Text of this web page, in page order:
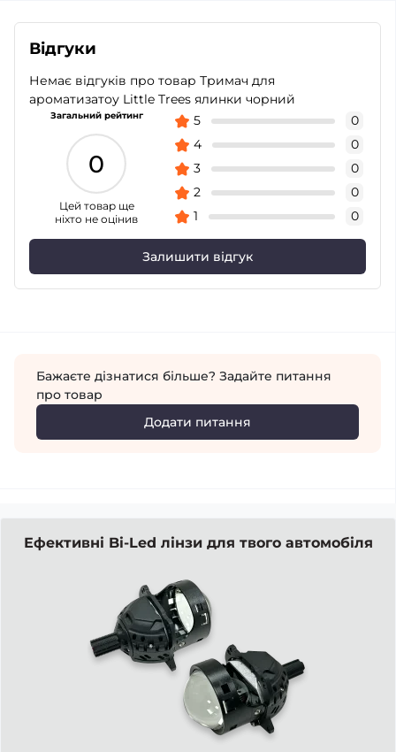
Відгуки
Немає відгуків про товар Тримач для
ароматизатоу Little Trees ялинки чорний
Загальний рейтинг
0
Цей товар ще
ніхто не оцінив
5
0
4
0
3
0
2
0
1
0
Залишити відгук
Бажаєте дізнатися більше? Задайте питання
про товар
Додати питання
Ефективні Bi-Led лінзи для твого автомобіля